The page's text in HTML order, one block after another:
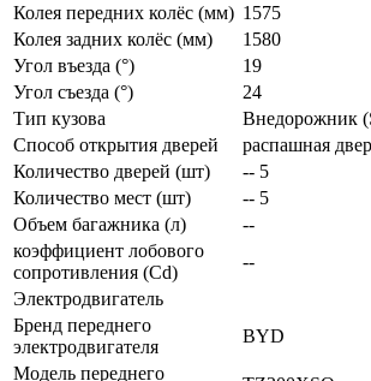
Колея передних колёс (мм) 1575
Колея задних колёс (мм)
1580
Угол въезда (°)
19
Угол съезда (°)
24
Тип кузова
Внедорожник
Способ открытия дверей
распашная
Количество дверей (шт)
-- 5
Количество мест (шт)
-- 5
Объем багажника (л)
--
коэффициент лобового
сопротивления (Cd)
--
Электродвигатель
Бренд переднего
электродвигателя
BYD
Модель переднего